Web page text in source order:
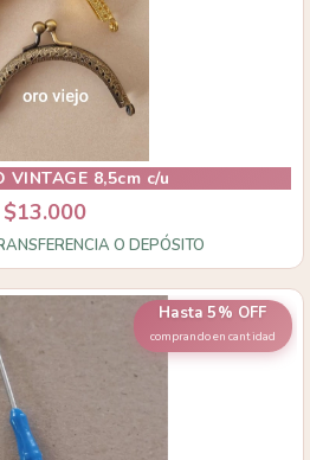
VINTAGE 8,5cm c/u
$13.000
O DEPÓSITO
Hasta 5% OFF
comprando en cantidad